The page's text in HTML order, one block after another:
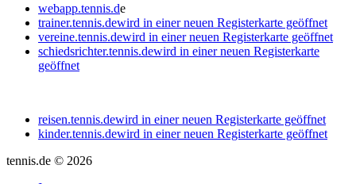
webapp.tennis.de
trainer.tennis.dewird in einer neuen Registerkarte geöffnet
vereine.tennis.dewird in einer neuen Registerkarte geöffnet
schiedsrichter.tennis.dewird in einer neuen Registerkarte
geöffnet
reisen.tennis.dewird in einer neuen Registerkarte geöffnet
kinder.tennis.dewird in einer neuen Registerkarte geöffnet
tennis.de © 2026